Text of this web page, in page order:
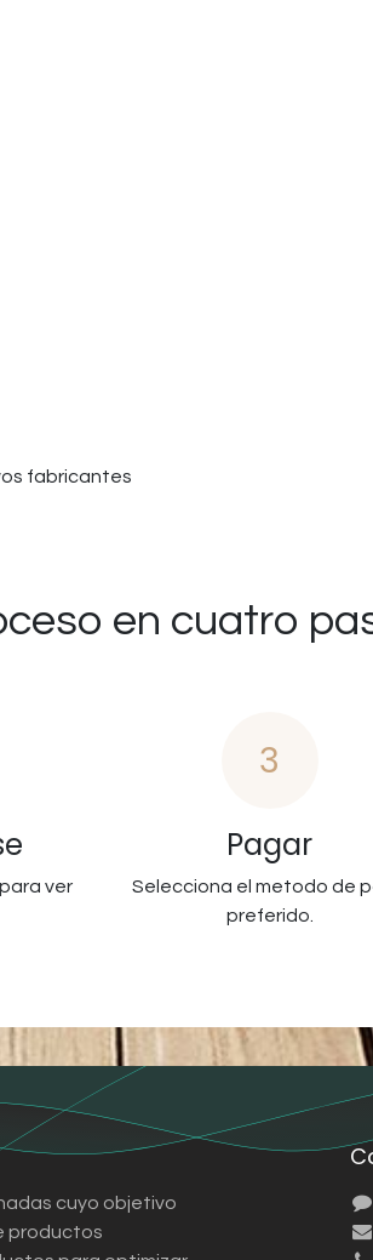
fabricantes
en cuatro
ver
3
Pagar
Selecciona el metodo de
preferido.
cuyo objetivo
productos